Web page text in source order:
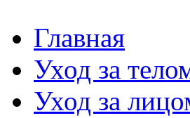
Главная
Уход за
Уход за